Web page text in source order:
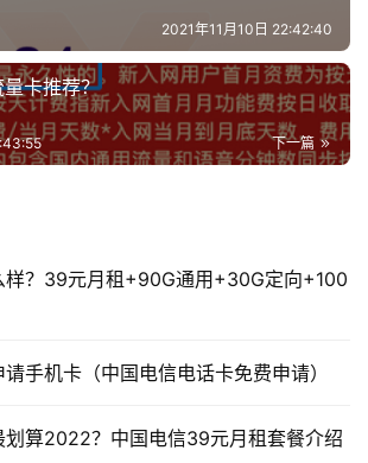
2021年11月10日 22:42:40
卡推荐？
下一篇
样？39元月租+90G通用+30G定向+100
手机卡（中国电信电话卡免费申请）
划算2022？中国电信39元月租套餐介绍